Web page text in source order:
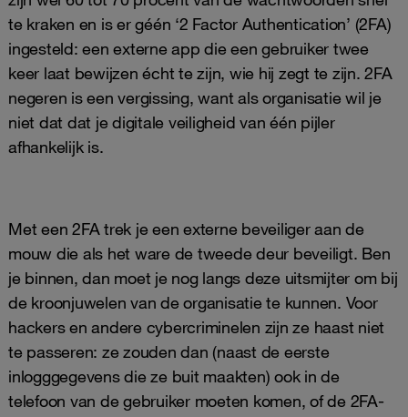
te kraken en is er géén ‘2 Factor Authentication’ (2FA)
ingesteld: een externe app die een gebruiker twee
keer laat bewijzen écht te zijn, wie hij zegt te zijn. 2FA
negeren is een vergissing, want als organisatie wil je
niet dat dat je digitale veiligheid van één pijler
afhankelijk is.
Met een 2FA trek je een externe beveiliger aan de
mouw die als het ware de tweede deur beveiligt. Ben
je binnen, dan moet je nog langs deze uitsmijter om bij
de kroonjuwelen van de organisatie te kunnen. Voor
hackers en andere cybercriminelen zijn ze haast niet
te passeren: ze zouden dan (naast de eerste
inlogggegevens die ze buit maakten) ook in de
telefoon van de gebruiker moeten komen, of de 2FA-